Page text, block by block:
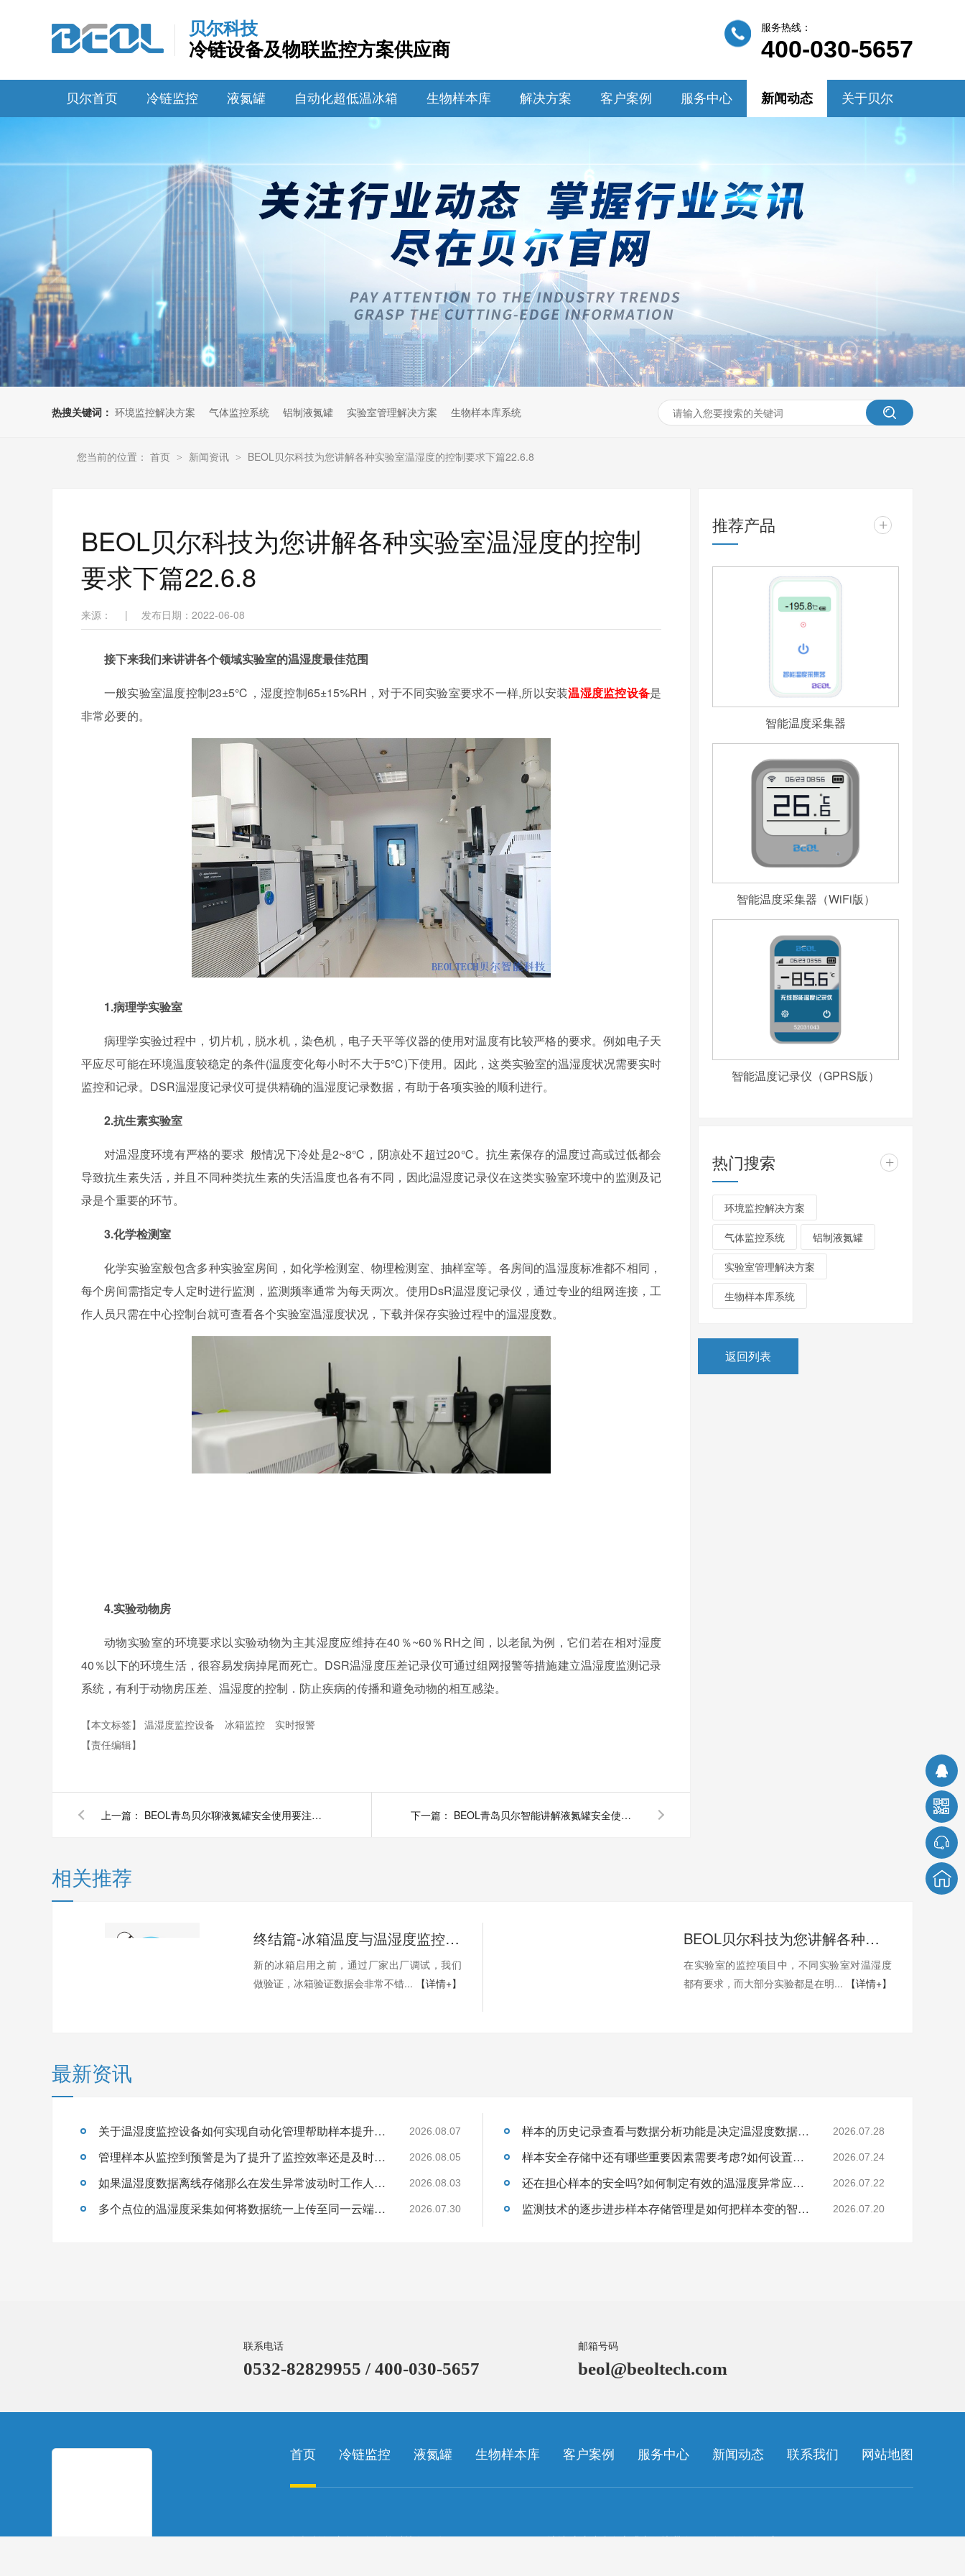
贝尔科技
冷链设备及物联监控方案供应商
服务热线：
400-030-5657
贝尔首页 冷链监控 液氮罐 自动化超低温冰箱 生物样本库 解决方案 客户案例 服务中心 新闻动态 关于贝尔
热搜关键词： 环境监控解决方案 气体监控系统 铝制液氮罐 实验室管理解决方案 生物样本库系统
您当前的位置： 首页 > 新闻资讯 > BEOL贝尔科技为您讲解各种实验室温湿度的控制要求下篇22.6.8
BEOL贝尔科技为您讲解各种实验室温湿度的控制
要求下篇22.6.8
来源： | 发布日期：2022-06-08
接下来我们来讲讲各个领域实验室的温湿度最佳范围
一般实验室温度控制23±5℃，湿度控制65±15%RH，对于不同实验室要求不一样,所以安装温湿度监控设备是
非常必要的。
1.病理学实验室
病理学实验过程中，切片机，脱水机，染色机，电子天平等仪器的使用对温度有比较严格的要求。例如电子天
平应尽可能在环境温度较稳定的条件(温度变化每小时不大于5℃)下使用。因此，这类实验室的温湿度状况需要实时
监控和记录。DSR温湿度记录仪可提供精确的温湿度记录数据，有助于各项实验的顺利进行。
2.抗生素实验室
对温湿度环境有严格的要求 般情况下冷处是2~8℃，阴凉处不超过20℃。抗生素保存的温度过高或过低都会
导致抗生素失活，并且不同种类抗生素的失活温度也各有不同，因此温湿度记录仪在这类实验室环境中的监测及记
录是个重要的环节。
3.化学检测室
化学实验室般包含多种实验室房间，如化学检测室、物理检测室、抽样室等。各房间的温湿度标准都不相同，
每个房间需指定专人定时进行监测，监测频率通常为每天两次。使用DsR温湿度记录仪，通过专业的组网连接，工
作人员只需在中心控制台就可查看各个实验室温湿度状况，下载并保存实验过程中的温湿度数。
4.实验动物房
动物实验室的环境要求以实验动物为主其湿度应维持在40％~60％RH之间，以老鼠为例，它们若在相对湿度
40％以下的环境生活，很容易发病掉尾而死亡。DSR温湿度压差记录仪可通过组网报警等措施建立温湿度监测记录
系统，有利于动物房压差、温湿度的控制．防止疾病的传播和避免动物的相互感染。
【本文标签】 温湿度监控设备 冰箱监控
实时报警
【责任编辑】
上一篇： BEOL青岛贝尔聊液氮罐安全使用要注意什么2022.6.9 下一篇： BEOL青岛贝尔智能讲解液氮罐安全使用2022.6.7
推荐产品 +
智能温度采集器
智能温度采集器（WiFi版）
智能温度记录仪（GPRS版）
热门搜索 +
环境监控解决方案
气体监控系统 铝制液氮罐
实验室管理解决方案
生物样本库系统
返回列表
相关推荐
终结篇-冰箱温度与温湿度监控那些事之使用建议BEOL青岛贝尔只能科技2022.6.21
新的冰箱启用之前，通过厂家出厂调试，我们
做验证，冰箱验证数据会非常不错...
【详情+】
BEOL贝尔科技为您讲解各种实验室温湿度的控制要求上篇22.6.6
在实验室的监控项目中，不同实验室对温湿度
都有要求，而大部分实验都是在明...
【详情+】
最新资讯
关于温湿度监控设备如何实现自动化管理帮助样本提升保存的安全性呢?26.8.7 2026.08.07
管理样本从监控到预警是为了提升了监控效率还是及时处理异常的速度呢?26.8.5 2026.08.05
如果温湿度数据离线存储那么在发生异常波动时工作人员如何得知?26.8.3 2026.08.03
多个点位的温湿度采集如何将数据统一上传至同一云端平台呢?26.7.30 2026.07.30
样本的历史记录查看与数据分析功能是决定温湿度数据的关键吗?26.7.28 2026.07.28
样本安全存储中还有哪些重要因素需要考虑?如何设置样本安全?26.7.24 2026.07.24
还在担心样本的安全吗?如何制定有效的温湿度异常应急预案?26.7.22 2026.07.22
监测技术的逐步进步样本存储管理是如何把样本变的智能化和精细化?26.7.20 2026.07.20
联系电话
0532-82829955 / 400-030-5657
邮箱号码
beol@beoltech.com
首页 冷链监控 液氮罐 生物样本库 客户案例 服务中心 新闻动态 联系我们 网站地图